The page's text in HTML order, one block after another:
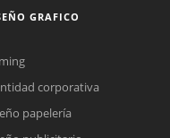
GRAFICO
corporativa
papelería